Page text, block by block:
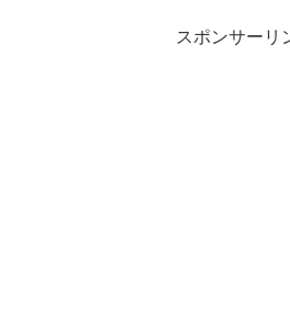
スポンサーリ